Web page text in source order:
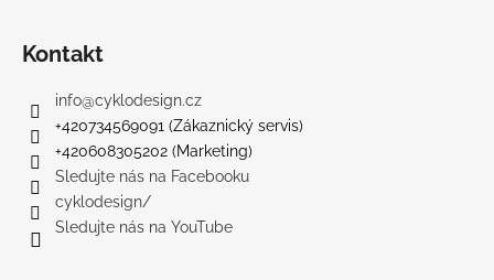
Kontakt
info@cyklodesign.cz
+420734569091 (Zákaznický servis)
+420608305202 (Marketing)
Sledujte nás na Facebooku
cyklodesign/
Sledujte nás na YouTube